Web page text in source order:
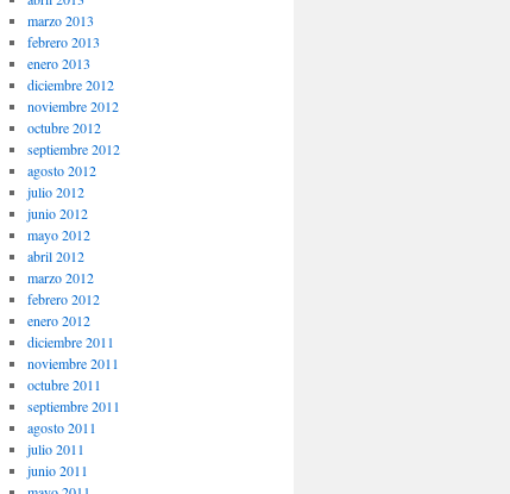
marzo 2013
febrero 2013
enero 2013
diciembre 2012
noviembre 2012
octubre 2012
septiembre 2012
agosto 2012
julio 2012
junio 2012
mayo 2012
abril 2012
marzo 2012
febrero 2012
enero 2012
diciembre 2011
noviembre 2011
octubre 2011
septiembre 2011
agosto 2011
julio 2011
junio 2011